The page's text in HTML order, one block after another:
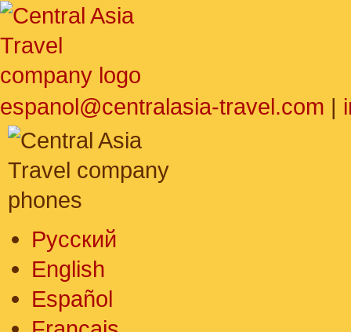
espanol@centralasia-travel.com |
Русский
English
Español